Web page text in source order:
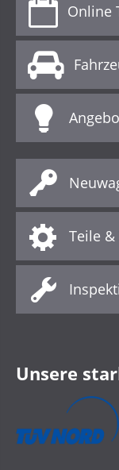
Online
Teile
Unsere